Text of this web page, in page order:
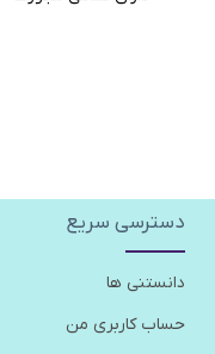
دسترسی سریع
دانستنی ها
حساب کاربری من